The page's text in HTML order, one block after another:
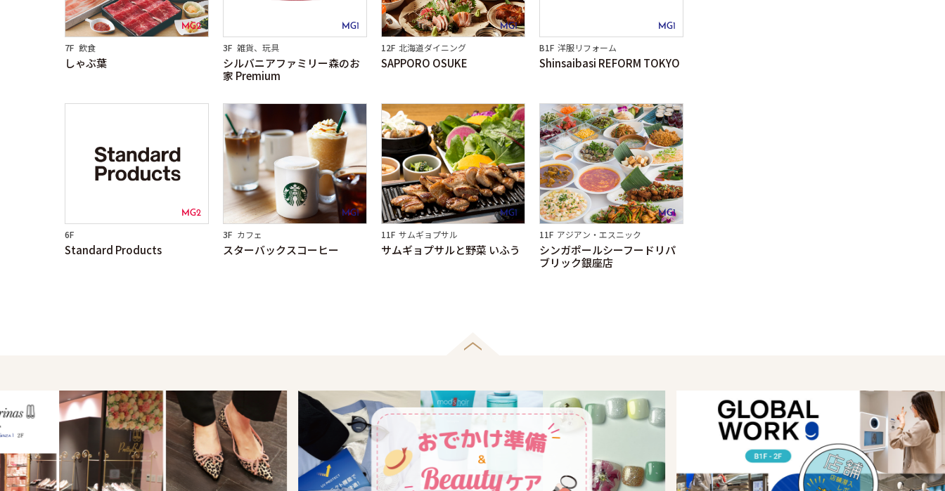
MG2
7F 飲食
しゃぶ葉
MG1
3F 雑貨、玩具
シルバニアファミリー森のお
家 Premium
MG1
12F 北海道ダイニング
SAPPORO OSUKE
MG1
B1F 洋服リフォーム
Shinsaibasi REFORM TOKYO
MG2
6F
Standard Products
MG1
3F カフェ
スターバックスコーヒー
MG1
11F サムギョプサル
サムギョプサルと野菜 いふう
MG1
11F アジアン・エスニック
シンガポールシーフードリパ
ブリック銀座店